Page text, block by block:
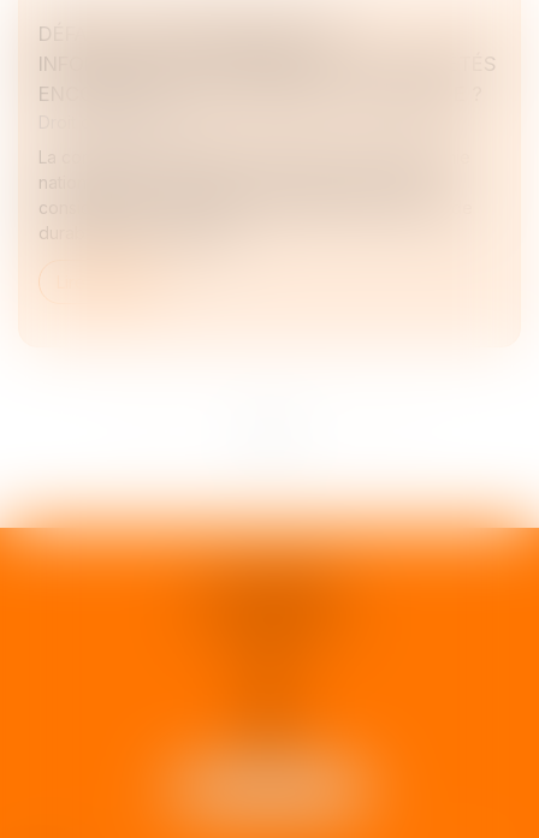
DÉFAUT D'ÉTABLISSEMENT DES
INFORMATIONS DE DURABILITÉ : LES SOCIÉTÉS
ENCOURENT ELLES UNE SANCTION PÉNALE ?
La commission des études juridiques de la Compagnie
nationale des commissaires aux comptes (CNCC)
considère que l'absence d'informations en matière de
durabilité dans le rapport...